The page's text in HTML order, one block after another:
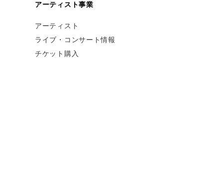
アーティスト事業
アーティスト
ライブ・コンサート情報
チケット購入